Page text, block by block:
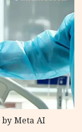
Meta AI